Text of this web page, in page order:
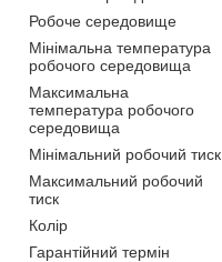
Робоче середовище
Мінімальна температура
робочого середовища
Максимальна
температура робочого
середовища
Мінімальний робочий тиск
Максимальний робочий
тиск
Колір
Гарантійний термін